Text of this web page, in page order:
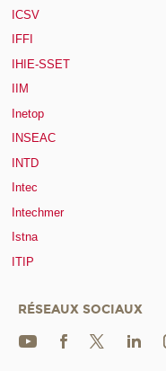
ICSV
IFFI
IHIE-SSET
IIM
Inetop
INSEAC
INTD
Intec
Intechmer
Istna
ITIP
RÉSEAUX SOCIAUX